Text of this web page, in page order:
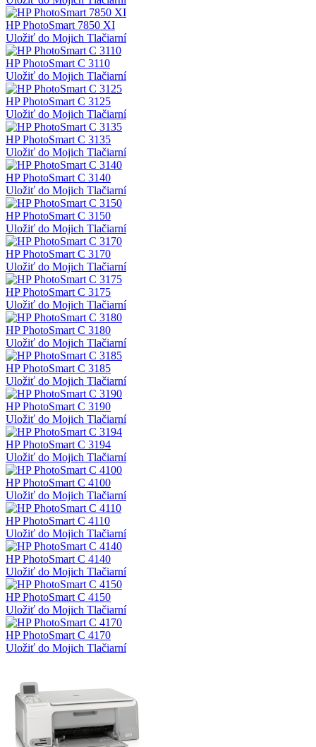
HP PhotoSmart 7850 XI
Uložiť do Mojich Tlačiarní
HP PhotoSmart C 3110
Uložiť do Mojich Tlačiarní
HP PhotoSmart C 3125
Uložiť do Mojich Tlačiarní
HP PhotoSmart C 3135
Uložiť do Mojich Tlačiarní
HP PhotoSmart C 3140
Uložiť do Mojich Tlačiarní
HP PhotoSmart C 3150
Uložiť do Mojich Tlačiarní
HP PhotoSmart C 3170
Uložiť do Mojich Tlačiarní
HP PhotoSmart C 3175
Uložiť do Mojich Tlačiarní
HP PhotoSmart C 3180
Uložiť do Mojich Tlačiarní
HP PhotoSmart C 3185
Uložiť do Mojich Tlačiarní
HP PhotoSmart C 3190
Uložiť do Mojich Tlačiarní
HP PhotoSmart C 3194
Uložiť do Mojich Tlačiarní
HP PhotoSmart C 4100
Uložiť do Mojich Tlačiarní
HP PhotoSmart C 4110
Uložiť do Mojich Tlačiarní
HP PhotoSmart C 4140
Uložiť do Mojich Tlačiarní
HP PhotoSmart C 4150
Uložiť do Mojich Tlačiarní
HP PhotoSmart C 4170
Uložiť do Mojich Tlačiarní